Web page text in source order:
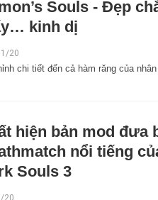
Souls - Đẹp
kinh dị
20
chi tiết đến cả hàm răng của
hiện bản mod đưa
nổi tiếng
Souls 3
20